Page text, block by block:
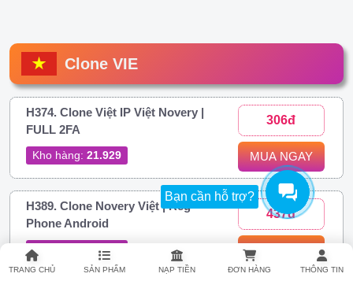
Bạn cần hỗ trợ?
TRANG CHỦ SẢN PHẨM NẠP TIỀN ĐƠN HÀNG THÔNG TIN
Clone VIE
H374. Clone Việt IP Việt Novery |
FULL 2FA
Kho hàng: 21.929
306đ
MUA NGAY
H389. Clone Novery Việt | Reg
Phone Android
Kho hàng: 34.919
437đ
MUA NGAY